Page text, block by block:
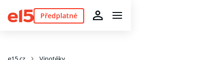
Předplatné